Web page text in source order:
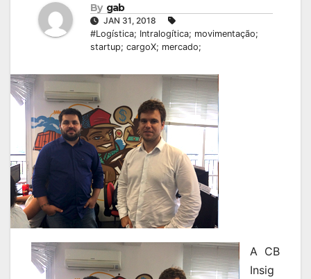
By gab
JAN 31, 2018
#Logística; Intralogítica; movimentação;
startup; cargoX; mercado;
A CB
Insig